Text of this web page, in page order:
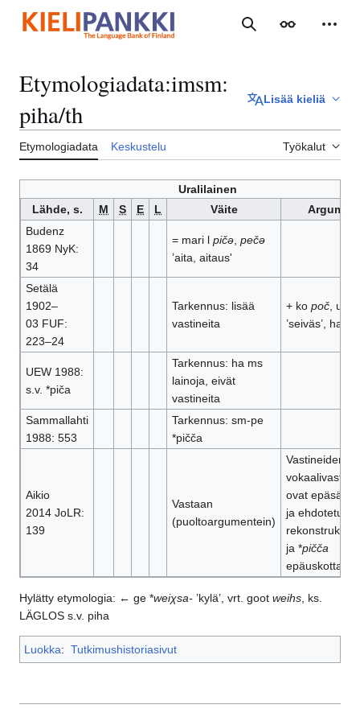
sisältöön
Haku Ulkoasu
Etymologiadata:imsm:
piha/th
Lisää kieliä
Etymologiadata Keskustelu Työkalut
Uralilainen
Lähde, s.
M S E L Väite
Budenz
1869 NyK:
34
= mari l pičǝ, pečǝ
’aita, aitaus'
Setälä
1902–
03 FUF:
223–24
Tarkennus: lisää
vastineita
+ ko poč, ud
’seiväs’, ha,
UEW 1988:
s.v. *piča
Tarkennus: ha ms
lainoja, eivät
vastineita
Sammallahti
1988: 553
Tarkennus: sm-pe
*pičča
Aikio
2014 JoLR:
139
Vastaan
(puoltoargumentein)
Vastineiden
ovat
ja ehdotetut
rekonstruktiot
ja *pičča
epäuskottavia.
Hylätty etymologia: ← ge *weiχsa- ’kylä’, vrt. goot weihs , ks.
LÄGLOS s.v. piha
Luokka: Tutkimushistoriasivut